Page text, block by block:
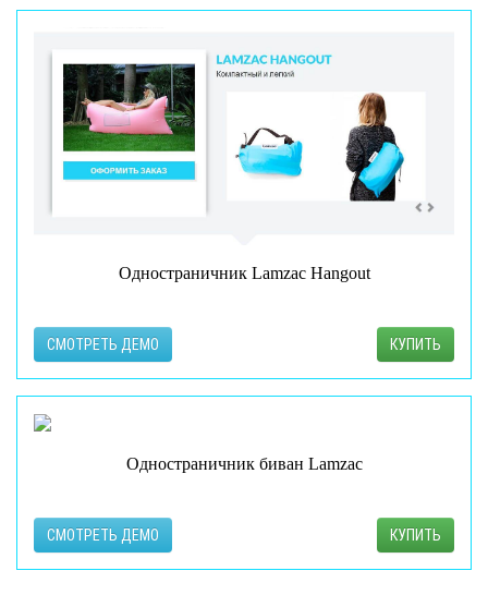
Одностраничник Lamzac Hangout
КУПИТЬ
СМОТРЕТЬ ДЕМО
Одностраничник биван Lamzac
КУПИТЬ
СМОТРЕТЬ ДЕМО